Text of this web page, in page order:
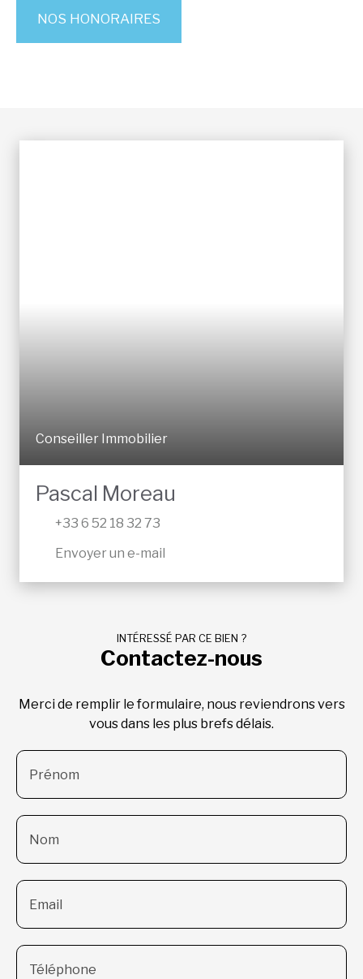
NOS HONORAIRES
Conseiller Immobilier
Pascal Moreau
+33 6 52 18 32 73
Envoyer un e-mail
INTÉRESSÉ PAR CE BIEN ?
Contactez-nous
Merci de remplir le formulaire, nous reviendrons vers
vous dans les plus brefs délais.
Prénom
Nom
Email
Téléphone